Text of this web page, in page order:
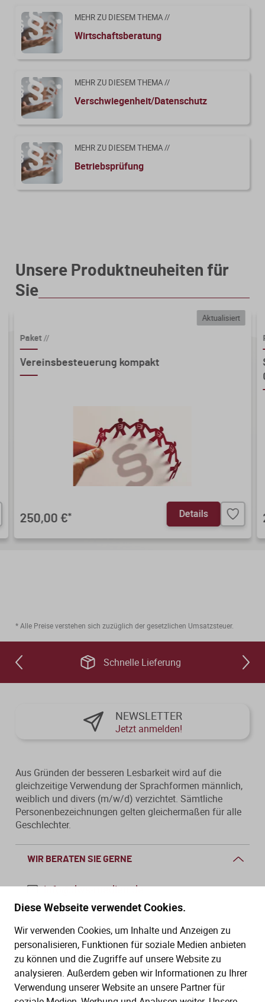
Diese Webseite verwendet Cookies.
Wir verwenden Cookies, um Inhalte und Anzeigen zu
personalisieren, Funktionen für soziale Medien anbieten
zu können und die Zugriffe auf unsere Website zu
analysieren. Außerdem geben wir Informationen zu Ihrer
Verwendung unserer Website an unsere Partner für
MEHR ZU DIESEM THEMA //
Wirtschaftsberatung
MEHR ZU DIESEM THEMA //
Verschwiegenheit/Datenschutz
MEHR ZU DIESEM THEMA //
Betriebsprüfung
Unsere Produktneuheiten für
Sie
Aktualisiert
Paket//
Vereinsbesteuerung kompakt
250,00 €* Details
* Alle Preise verstehen sich zuzüglich der gesetzlichen Umsatzsteuer.
Schnelle Lieferung
WIR BERATEN SIE GERNE
info@dws-medien.de
Mo.–Do. 08:00–16:00 Uhr
Fr. 08:00–13:30 Uhr
SERVICE
NEWSLETTER
Jetzt anmelden!
Aus Gründen der besseren Lesbarkeit wird auf die
gleichzeitige Verwendung der Sprachformen männlich,
weiblich und divers (m/w/d) verzichtet. Sämtliche
Personenbezeichnungen gelten gleichermaßen für alle
Geschlechter.